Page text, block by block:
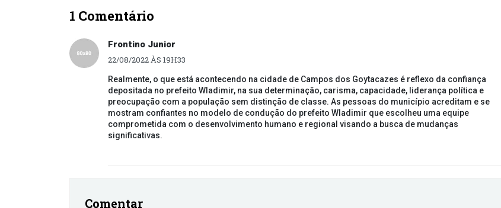
1 Comentário
Frontino Junior
22/08/2022 ÀS 19H33
Realmente, o que está acontecendo na cidade de Campos dos Goytacazes é reflexo da confiança
depositada no prefeito Wladimir, na sua determinação, carisma, capacidade, liderança política e
preocupação com a população sem distinção de classe. As pessoas do município acreditam e se
mostram confiantes no modelo de condução do prefeito Wladimir que escolheu uma equipe
comprometida com o desenvolvimento humano e regional visando a busca de mudanças
significativas.
Comentar